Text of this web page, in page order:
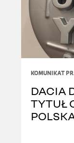
KOMUNIKAT
DACIA
TYTUŁ